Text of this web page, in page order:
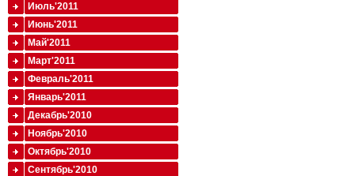
Июль'2011
Июнь'2011
Май'2011
Март'2011
Февраль'2011
Январь'2011
Декабрь'2010
Ноябрь'2010
Октябрь'2010
Сентябрь'2010